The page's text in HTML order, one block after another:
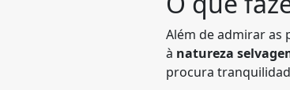
Além de admirar as
à natureza
procura